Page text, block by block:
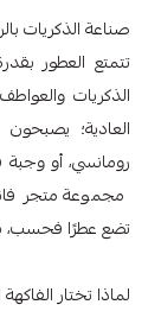
صناعة الذكريات
تتمتع العطور
الذكريات
العادية؛
رومانسي، أو
مجموعة متجر
تضع عطرًا فحسب،
لماذا تختار